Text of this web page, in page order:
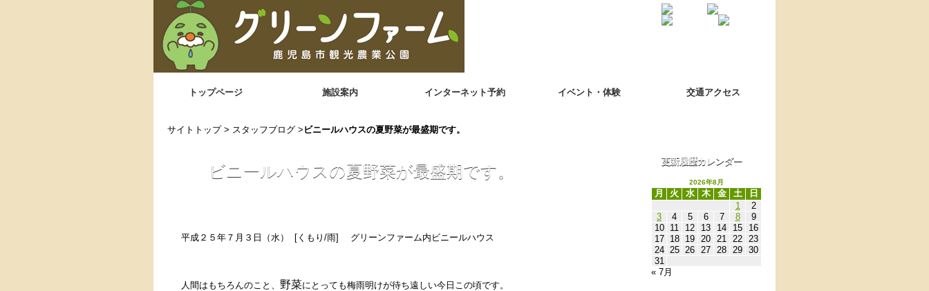
トップページ 施設案内 インターネット予約 イベント・体験 交通アクセス
サイトトップ> スタッフブログ > ビニールハウスの夏野菜が最盛期です。
ビニールハウスの夏野菜が最盛期です。
平成２５年７月３日（水） [くもり/雨] グリーンファーム内ビニールハウス
人間はもちろんのこと、 野菜にとっても梅雨明けが待ち遠しい今日この頃です。
更新履歴カレンダー
2026年8月
月 火 水 木 金 土
日
1
2
3
4 5 6 7 8
9
10
11 12 13 14 15
16
17
18 19 20 21 22 23
24 25 26 27 28 29 30
31
« 7月